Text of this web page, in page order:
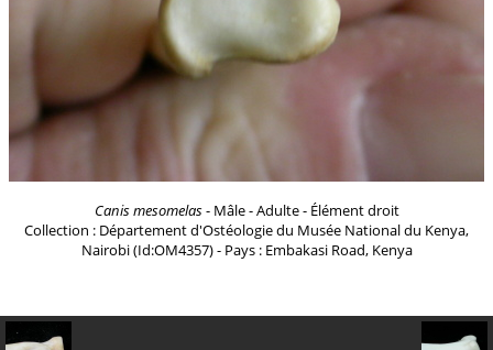
Canis mesomelas- Mâle - Adulte - Élément droit
Collection : Département d'Ostéologie du Musée National du Kenya,
Nairobi (Id:OM4357) - Pays : Embakasi Road, Kenya